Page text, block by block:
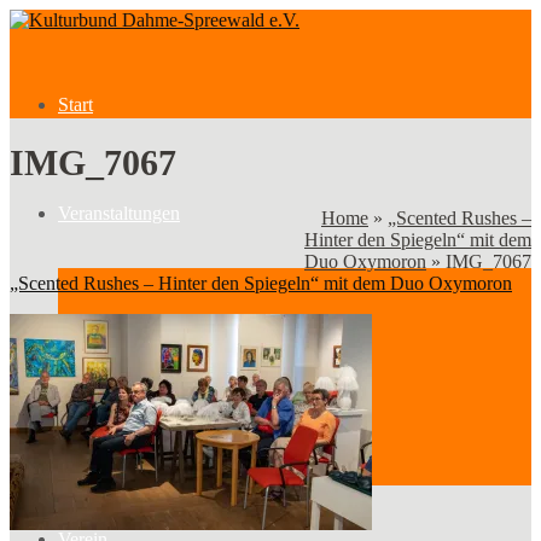
Start
Veranstaltungen
Veranstaltungen
Kategorien
IMG_7067
Home » „Scented Rushes –
Hinter den Spiegeln“ mit dem
Duo Oxymoron » IMG_7067
„Scented Rushes – Hinter den Spiegeln“ mit dem Duo Oxymoron